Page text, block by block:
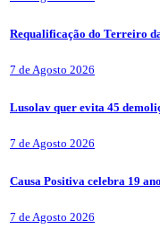
Requalificação do Terreiro
7 de Agosto 2026
Lusolav quer evita 45
7 de Agosto 2026
Causa Positiva celebra 19
7 de Agosto 2026